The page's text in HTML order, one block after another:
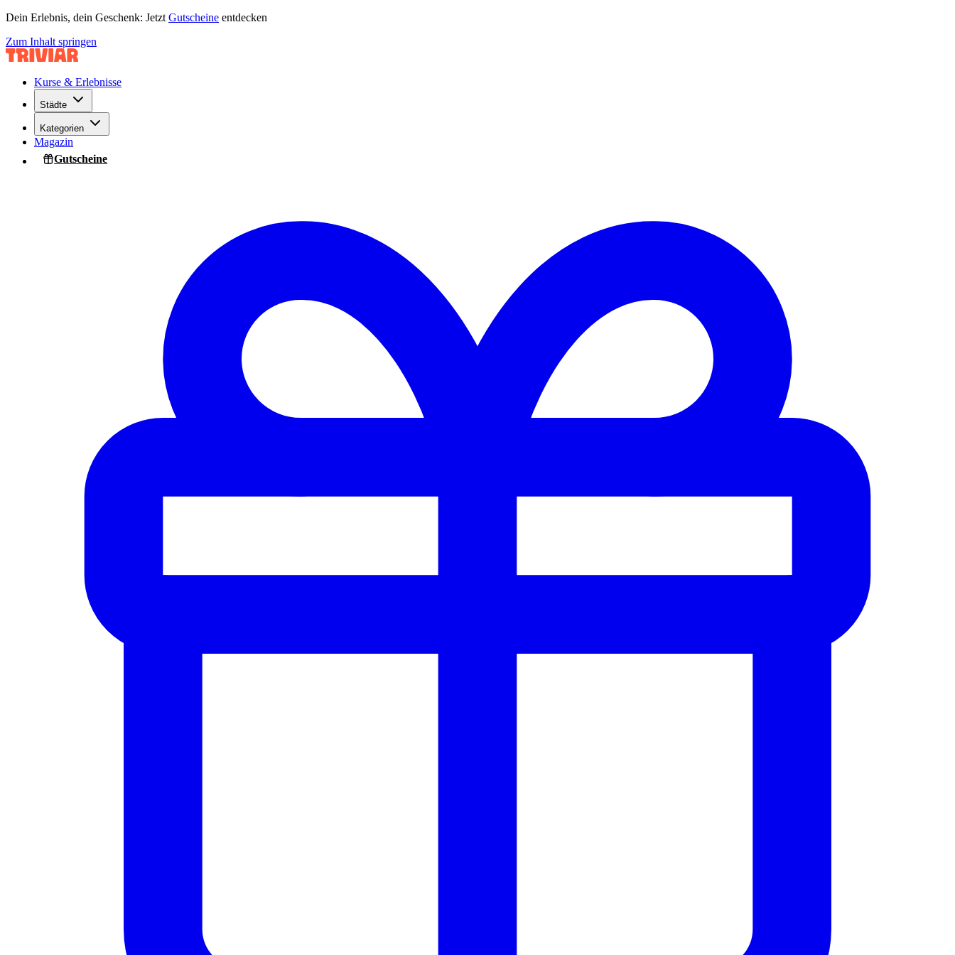
Dein Erlebnis, dein Geschenk: Jetzt Gutscheine entdecken
Zum Inhalt springen
Kurse & Erlebnisse
Städte
Kategorien
Magazin
Gutscheine